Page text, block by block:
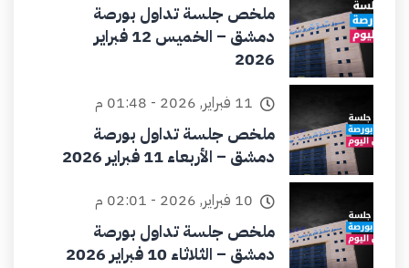
ملخص جلسة تداول بورصة
دمشق – الخميس 12 فبراير
2026
11 فبراير, 2026 - 01:48 م
ملخص جلسة تداول بورصة
دمشق – الأربعاء 11 فبراير 2026
10 فبراير, 2026 - 02:01 م
ملخص جلسة تداول بورصة
دمشق – الثلاثاء 10 فبراير 2026